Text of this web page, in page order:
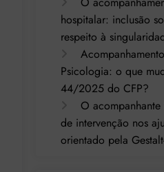
hospitalar: inclusão
respeito à
Psicologia: o que
44/2025 do CFP?
O
de intervenção nos
orientado pela